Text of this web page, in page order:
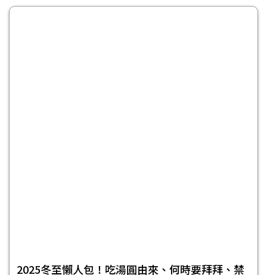
2025冬至懶人包！吃湯圓由來、何時要拜拜、禁